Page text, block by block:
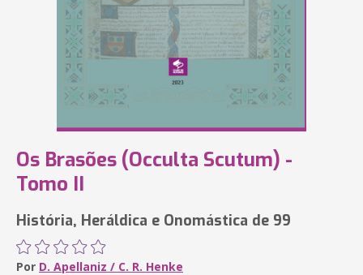
Os Brasões (Occulta Scutum) -
Tomo II
História, Heráldica e Onomástica de 99
Por D. Apellaniz / C. R. Henke